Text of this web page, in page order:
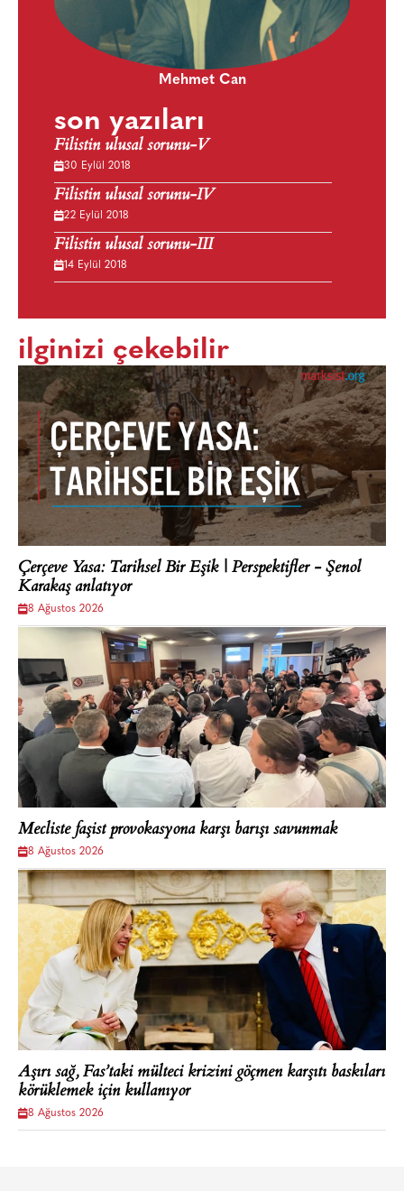
Mehmet Can
son yazıları
Filistin ulusal sorunu-V
30 Eylül 2018
Filistin ulusal sorunu-IV
22 Eylül 2018
Filistin ulusal sorunu-III
14 Eylül 2018
ilginizi çekebilir
Çerçeve Yasa: Tarihsel Bir Eşik | Perspektifler - Şenol
Karakaş anlatıyor
8 Ağustos 2026
Mecliste faşist provokasyona karşı barışı savunmak
8 Ağustos 2026
Aşırı sağ, Fas’taki mülteci krizini göçmen karşıtı baskıları
körüklemek için kullanıyor
8 Ağustos 2026